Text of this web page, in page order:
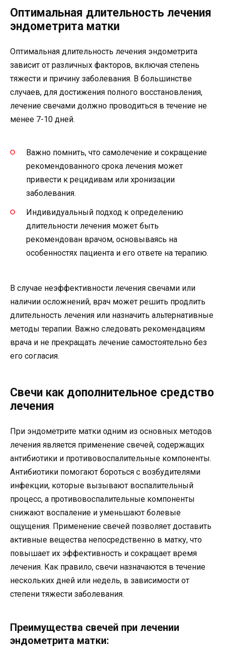
Оптимальная длительность лечения
эндометрита матки
Оптимальная длительность лечения эндометрита
зависит от различных факторов, включая степень
тяжести и причину заболевания. В большинстве
случаев, для достижения полного восстановления,
лечение свечами должно проводиться в течение не
менее 7-10 дней.
Важно помнить, что самолечение и сокращение
рекомендованного срока лечения может
привести к рецидивам или хронизации
заболевания.
Индивидуальный подход к определению
длительности лечения может быть
рекомендован врачом, основываясь на
особенностях пациента и его ответе на терапию.
В случае неэффективности лечения свечами или
наличии осложнений, врач может решить продлить
длительность лечения или назначить альтернативные
методы терапии. Важно следовать рекомендациям
врача и не прекращать лечение самостоятельно без
его согласия.
Свечи как дополнительное средство
лечения
При эндометрите матки одним из основных методов
лечения является применение свечей, содержащих
антибиотики и противовоспалительные компоненты.
Антибиотики помогают бороться с возбудителями
инфекции, которые вызывают воспалительный
процесс, а противовоспалительные компоненты
снижают воспаление и уменьшают болевые
ощущения. Применение свечей позволяет доставить
активные вещества непосредственно в матку, что
повышает их эффективность и сокращает время
лечения. Как правило, свечи назначаются в течение
нескольких дней или недель, в зависимости от
степени тяжести заболевания.
Преимущества свечей при лечении
эндометрита матки: